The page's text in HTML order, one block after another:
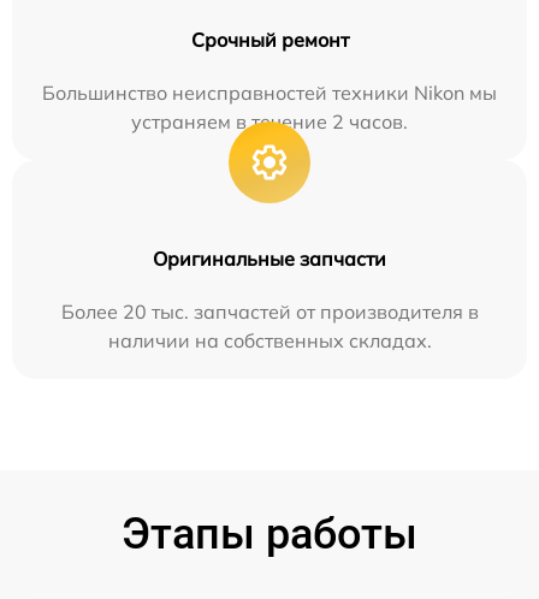
Срочный ремонт
Большинство неисправностей техники Nikon мы
устраняем в течение 2 часов.
Оригинальные запчасти
Более 20 тыс. запчастей от производителя в
наличии на собственных складах.
Этапы работы